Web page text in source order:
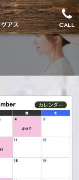
Call
カレンダー